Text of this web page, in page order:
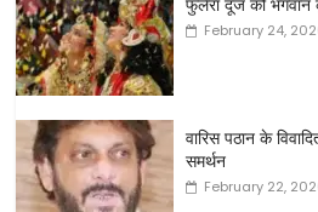
February 24,
वारिस पठान के
समर्थन
February 22,